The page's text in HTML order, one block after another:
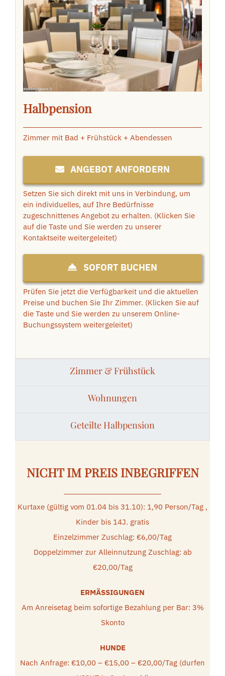
ANGEBOT ANFORDERN
BUCHEN
Halbpension
Zimmer mit Bad + Frühstück + Abendessen
ANGEBOT ANFORDERN
Setzen Sie sich direkt mit uns in Verbindung, um
ein individuelles, auf Ihre Bedürfnisse
zugeschnittenes Angebot zu erhalten. (Klicken Sie
auf die Taste und Sie werden zu unserer
Kontaktseite weitergeleitet)
SOFORT BUCHEN
Prüfen Sie jetzt die Verfügbarkeit und die aktuellen
Preise und buchen Sie Ihr Zimmer. (Klicken Sie auf
die Taste und Sie werden zu unserem Online-
Buchungssystem weitergeleitet)
Zimmer & Frühstück
Wohnungen
Geteilte Halbpension
NICHT IM PREIS INBEGRIFFEN
Kurtaxe (gültig vom 01.04 bis 31.10): 1,90 Person/Tag ,
Kinder bis 14J. gratis
Einzelzimmer Zuschlag: €6,00/Tag
Doppelzimmer zur Alleinnutzung Zuschlag: ab
€20,00/Tag
ERMÄSSIGUNGEN
Am Anreisetag beim sofortige Bezahlung per Bar: 3%
Skonto
HUNDE
Nach Anfrage: €10,00 – €15,00 – €20,00/Tag (durfen